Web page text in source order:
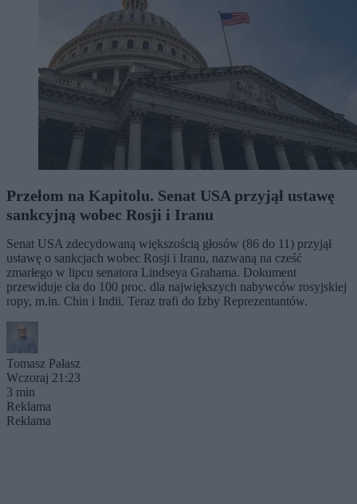
Przełom na Kapitolu. Senat USA przyjął ustawę
sankcyjną wobec Rosji i Iranu
Senat USA zdecydowaną większością głosów (86 do 11) przyjął
ustawę o sankcjach wobec Rosji i Iranu, nazwaną na cześć
zmarłego w lipcu senatora Lindseya Grahama. Dokument
przewiduje cła do 100 proc. dla największych nabywców rosyjskiej
ropy, m.in. Chin i Indii. Teraz trafi do Izby Reprezentantów.
Tomasz Pałasz
Wczoraj 21:23
3 min
Reklama
Reklama